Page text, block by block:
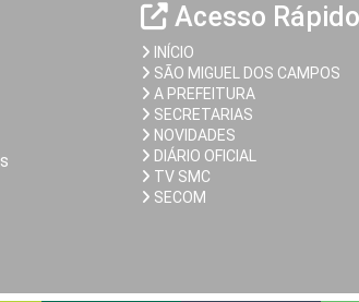
Acesso Rápido
INÍCIO
SÃO MIGUEL DOS CAMPOS
A PREFEITURA
SECRETARIAS
NOVIDADES
DIÁRIO OFICIAL
TV SMC
SECOM